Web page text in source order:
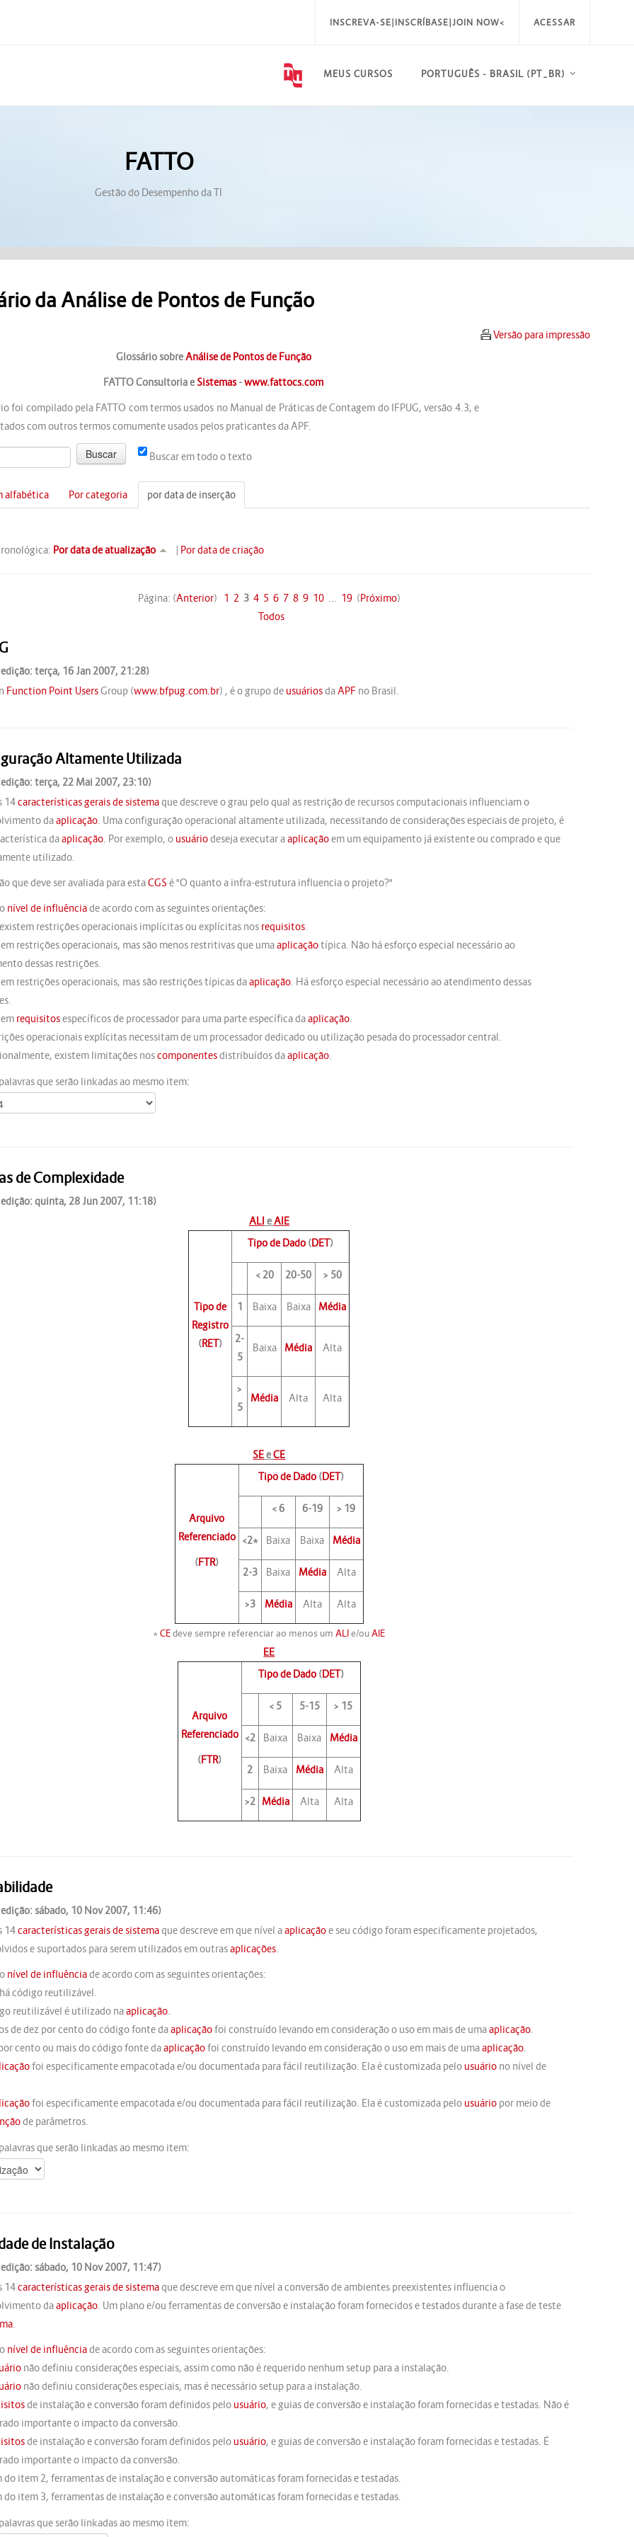
INSCREVA-SE|INSCRÍBASE|JOIN NOW< ACESSAR
MEUS CURSOS PORTUGUÊS - BRASIL ‎(PT_BR)‎
FATTO
Gestão do Desempenho da TI
da Análise de Pontos de Função
Versão para impressão
Glossário sobreAnálise de Pontos de Função
FATTO Consultoria e Sistemas-www.fattocs.com
foi compilado pela FATTO com termos usados no Manual de Práticas de Contagem do IFPUG, versão 4.3, e
com outros termos comumente usados pelos praticantes da APF.
Buscar em todo o texto
alfabética Por categoria por data de inserção
Por data de atualização | Por data de criação
Página: (Anterior) 1 2 3 4 5 6 7 8 9 10... 19(Próximo)
Todos
terça, 16 Jan 2007, 21:28)
Function Point UsersGroup (www.bfpug.com.br) , é o grupo de usuáriosdaAPFno Brasil.
Altamente Utilizada
terça, 22 Mai 2007, 23:10)
14características gerais de sistemaque descreve o grau pelo qual as restrição de recursos computacionais influenciam o
daaplicação. Uma configuração operacional altamente utilizada, necessitando de considerações especiais de projeto, é
daaplicação. Por exemplo, o usuáriodeseja executar aaplicaçãoem um equipamento já existente ou comprado e que
utilizado.
que deve ser avaliada para estaCGS é "O quanto a infra-estrutura influencia o projeto?"
nível de influênciade acordo com as seguintes orientações:
restrições operacionais implícitas ou explícitas nos requisitos.
restrições operacionais, mas são menos restritivas que umaaplicaçãotípica. Não há esforço especial necessário ao
dessas restrições.
restrições operacionais, mas são restrições típicas daaplicação. Há esforço especial necessário ao atendimento dessas
requisitosespecíficos de processador para uma parte específica daaplicação.
operacionais explícitas necessitam de um processador dedicado ou utilização pesada do processador central.
existem limitações noscomponentesdistribuídos daaplicação.
que serão linkadas ao mesmo item:
de Complexidade
quinta, 28 Jun 2007, 11:18)
ALI eAIE
Tipo de
Registro
(RET)
Tipo de Dado (DET)
< 20 20-50 > 50
1 Baixa Baixa Média
2-
5
Baixa Média Alta
>
5
Média Alta Alta
SEeCE
Arquivo
Referenciado
(FTR)
Tipo de Dado(DET)
< 6 6-19 > 19
<2* Baixa Baixa Média
2-3 Baixa Média Alta
>3 Média Alta Alta
*CEdeve sempre referenciar ao menos umALIe/ouAIE
EE
Arquivo
Referenciado
(FTR)
Tipo de Dado(DET)
< 5 5-15 > 15
<2 Baixa Baixa Média
2 Baixa Média Alta
>2 Média Alta Alta
sábado, 10 Nov 2007, 11:46)
14características gerais de sistemaque descreve em que nível aaplicaçãoe seu código foram especificamente projetados,
e suportados para serem utilizados em outrasaplicações.
nível de influênciade acordo com as seguintes orientações:
código reutilizável.
reutilizável é utilizado naaplicação.
de dez por cento do código fonte daaplicaçãofoi construído levando em consideração o uso em mais de umaaplicação.
cento ou mais do código fonte daaplicaçãofoi construído levando em consideração o uso em mais de umaaplicação.
foi especificamente empacotada e/ou documentada para fácil reutilização. Ela é customizada pelo usuáriono nível de
foi especificamente empacotada e/ou documentada para fácil reutilização. Ela é customizada pelo usuáriopor meio de
de parâmetros.
que serão linkadas ao mesmo item:
de Instalação
sábado, 10 Nov 2007, 11:47)
14características gerais de sistemaque descreve em que nível a conversão de ambientes preexistentes influencia o
daaplicação. Um plano e/ou ferramentas de conversão e instalação foram fornecidos e testados durante a fase de teste
.
nível de influênciade acordo com as seguintes orientações:
não definiu considerações especiais, assim como não é requerido nenhum setup para a instalação.
não definiu considerações especiais, mas é necessário setup para a instalação.
de instalação e conversão foram definidos pelo usuário, e guias de conversão e instalação foram fornecidas e testadas. Não é
importante o impacto da conversão.
de instalação e conversão foram definidos pelo usuário, e guias de conversão e instalação foram fornecidas e testadas. É
importante o impacto da conversão.
do item 2, ferramentas de instalação e conversão automáticas foram fornecidas e testadas.
do item 3, ferramentas de instalação e conversão automáticas foram fornecidas e testadas.
que serão linkadas ao mesmo item: